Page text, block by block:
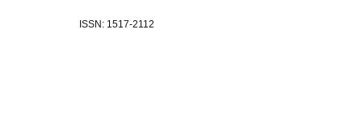
ISSN: 1517-2112